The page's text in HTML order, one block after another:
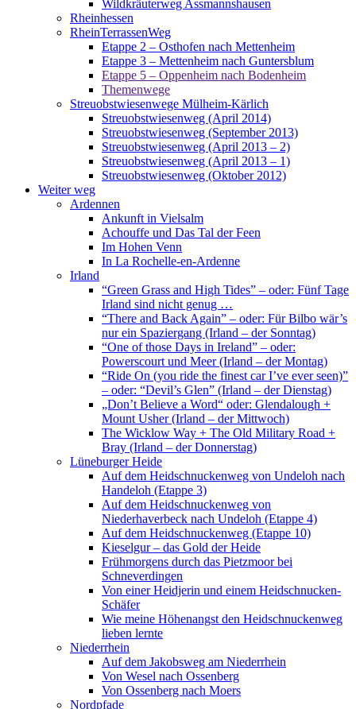
Wildkräuterweg Assmannshausen
Rheinhessen
RheinTerrassenWeg
Etappe 2 – Osthofen nach Mettenheim
Etappe 3 – Mettenheim nach Guntersblum
Etappe 5 – Oppenheim nach Bodenheim
Themenwege
Streuobstwiesenwege Mülheim-Kärlich
Streuobstwiesenweg (April 2014)
Streuobstwiesenweg (September 2013)
Streuobstwiesenweg (April 2013 – 2)
Streuobstwiesenweg (April 2013 – 1)
Streuobstwiesenweg (Oktober 2012)
Weiter weg
Ardennen
Ankunft in Vielsalm
Achouffe und Das Tal der Feen
Im Hohen Venn
In La Rochelle-en-Ardenne
Irland
“Green Grass and High Tides” – oder: Fünf Tage
Irland sind nicht genug …
“There and Back Again” – oder: Für Bilbo wär’s
nur ein Spaziergang (Irland – der Sonntag)
“One of those Days in Ireland” – oder:
Powerscourt und Meer (Irland – der Montag)
“Ride On (you ride the finest car I’ve ever seen)”
– oder: “Devil’s Glen” (Irland – der Dienstag)
„Don’t Believe a Word“ oder: Glendalough +
Mount Usher (Irland – der Mittwoch)
The Wicklow Way + The Old Military Road +
Bray (Irland – der Donnerstag)
Lüneburger Heide
Auf dem Heidschnuckenweg von Undeloh nach
Handeloh (Etappe 3)
Auf dem Heidschnuckenweg von
Niederhaverbeck nach Undeloh (Etappe 4)
Auf dem Heidschnuckenweg (Etappe 10)
Kieselgur – das Gold der Heide
Frühmorgens durch das Pietzmoor bei
Schneverdingen
Von einer Heidjerin und einem Heidschnucken-
Schäfer
Wie meine Höhenangst den Heidschnuckenweg
lieben lernte
Niederrhein
Auf dem Jakobsweg am Niederrhein
Von Wesel nach Ossenberg
Von Ossenberg nach Moers
Nordpfade